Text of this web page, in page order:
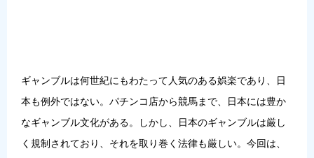
ギャンブルは何世紀にもわたって人気のある娯楽であり、日
本も例外ではない。パチンコ店から競馬まで、日本には豊か
なギャンブル文化がある。しかし、日本のギャンブルは厳し
く規制されており、それを取り巻く法律も厳しい。今回は、